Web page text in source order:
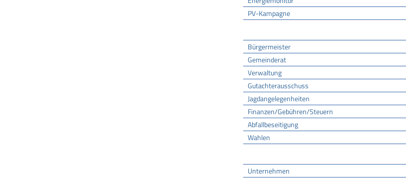
PV-Kampagne
Bürgermeister
Gemeinderat
Verwaltung
Gutachterausschuss
Jagdangelegenheiten
Finanzen/Gebühren/Steuern
Abfallbeseitigung
Wahlen
Unternehmen